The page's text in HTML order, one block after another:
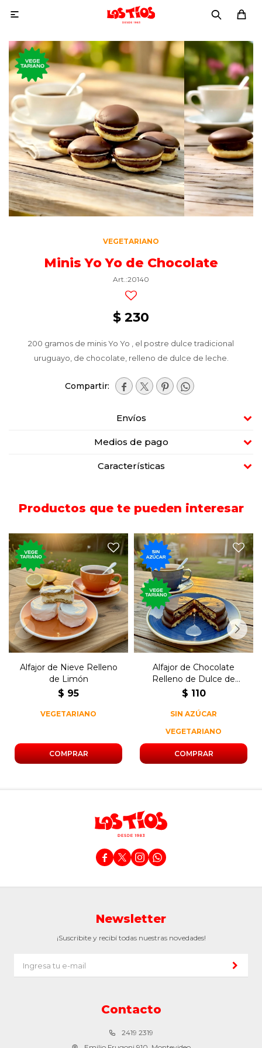

VEGETARIANO
Minis Yo Yo de Chocolate
20140
$ 230
200 gramos de minis Yo Yo , el postre dulce tradicional
uruguayo, de chocolate, relleno de dulce de leche.
   
Envíos
Medios de pago
Características
Productos que te pueden interesar
El tradicional postre dulce,
glaseado de nieve, relleno de
limón.
Alfajor de Nieve Relleno
de Limón
$ 95
VEGETARIANO
El tradicional postre dulce,
de chocolate, relleno de dulce
de leche y sin azúcar.
Alfajor de Chocolate
Relleno de Dulce de
Leche Sin Azúcar
$ 110
SIN AZÚCAR
VEGETARIANO
   
Contacto
2419 2319
Newsletter
¡Suscribite y recibí todas nuestras novedades!